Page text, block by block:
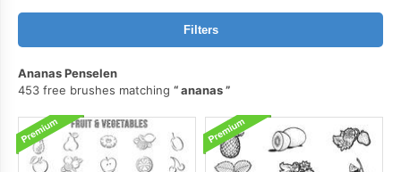
Filters
Ananas Penselen
453 free brushes matching
ananas